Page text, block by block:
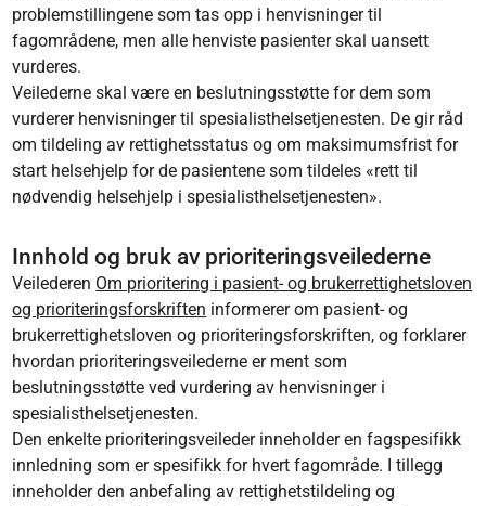
problemstillingene som tas opp i henvisninger til
fagområdene, men alle henviste pasienter skal uansett
vurderes.
Veilederne skal være en beslutningsstøtte for dem som
vurderer henvisninger til spesialisthelsetjenesten. De gir råd
om tildeling av rettighetsstatus og om maksimumsfrist for
start helsehjelp for de pasientene som tildeles «rett til
nødvendig helsehjelp i spesialisthelsetjenesten».
Innhold og bruk av prioriteringsveilederne
Veilederen Om prioritering i pasient- og brukerrettighetsloven
og prioriteringsforskriften informerer om pasient- og
brukerrettighetsloven og prioriteringsforskriften, og forklarer
hvordan prioriteringsveilederne er ment som
beslutningsstøtte ved vurdering av henvisninger i
spesialisthelsetjenesten.
Den enkelte prioriteringsveileder inneholder en fagspesifikk
innledning som er spesifikk for hvert fagområde. I tillegg
inneholder den anbefaling av rettighetstildeling og